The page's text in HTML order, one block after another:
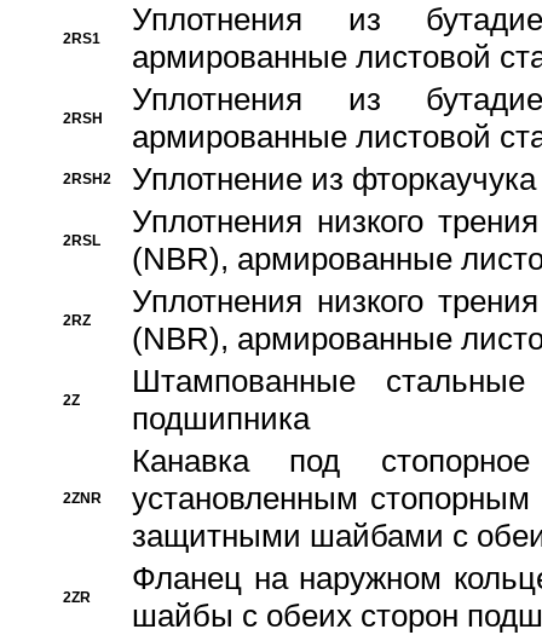
2RS1
Уплотнения из
армированные листовой
2RSH
Уплотнения из
армированные листовой
2RSH2 Уплотнение из
2RSL
Уплотнения низкого
(NBR), армированные
2RZ
Уплотнения низкого
(NBR), армированные
2Z
Штампованные
подшипника
2ZNR
Канавка под
установленным
защитными шайбами с
2ZR
Фланец на наружном
шайбы с обеих сторон